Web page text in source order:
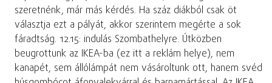
szeretnénk, már más kérdés. Ha száz diákból csak öt
választja ezt a pályát, akkor szerintem megérte a sok
fáradtság. 12.15: indulás Szombathelyre. Útközben
beugrottunk az IKEA-ba (ez itt a reklám helye), nem
kanapét, sem állólámpát nem vásároltunk ott, hanem svéd